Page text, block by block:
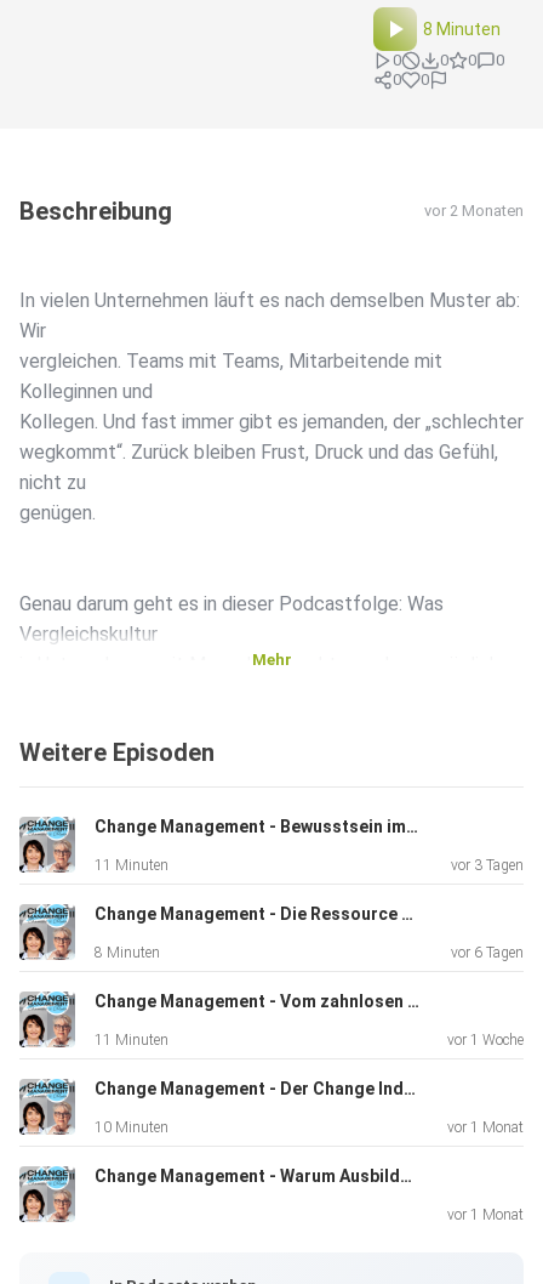
8 Minuten
0 0 0
0
0
0
Beschreibung vor 2 Monaten
In vielen Unternehmen läuft es nach demselben Muster ab:
Wir
vergleichen. Teams mit Teams, Mitarbeitende mit
Kolleginnen und
Kollegen. Und fast immer gibt es jemanden, der „schlechter
wegkommt“. Zurück bleiben Frust, Druck und das Gefühl,
nicht zu
genügen.
Genau darum geht es in dieser Podcastfolge: Was
Vergleichskultur
in Unternehmen mit Menschen macht – und was möglich
gemacht,
Erfahrungen
und Perspektiven mit.
Dort, wo Unternehmen diese Unterschiedlichkeit bewusst
entsteht echter Erfolg: Teams ergänzen sich statt zu
konkurrieren, Führung erkennt und fördert Talente, und
voneinander ersetzt das Gegeneinander.
Charmant und mutig - Change Management gestalten - der
Podcast
Mehr
Weitere Episoden
Change Management - Bewusstsein im KI-Zeitalter
11 Minuten vor 3 Tagen
Change Management - Die Ressource Mensch – unser wichtigstes Kapital im Wandel
8 Minuten vor 6 Tagen
Change Management - Vom zahnlosen Tiger zur Prozesslandschaft
11 Minuten vor 1 Woche
Change Management - Der Change Index – wie zukunftsfähig ist Ihr Unternehmen wirklich?
10 Minuten vor 1 Monat
Change Management - Warum Ausbildung mehr ist als eine Pflichtübung
vor 1 Monat